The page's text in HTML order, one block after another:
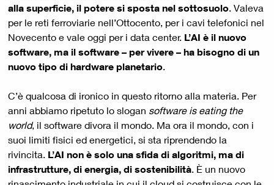
alla superficie, il potere si sposta nel sottosuolo. Valeva
per le reti ferroviarie nell’Ottocento, per i cavi telefonici nel
Novecento e vale oggi per i data center. L’AI è il nuovo
software, ma il software – per vivere – ha bisogno di un
nuovo tipo di hardware planetario.
C’è qualcosa di ironico in questo ritorno alla materia. Per
anni abbiamo ripetuto lo slogan software is eating the
world, il software divora il mondo. Ma ora il mondo, con i
suoi limiti fisici ed energetici, si sta riprendendo la
rivincita. L’AI non è solo una sfida di algoritmi, ma di
infrastrutture, di energia, di sostenibilità. È un nuovo